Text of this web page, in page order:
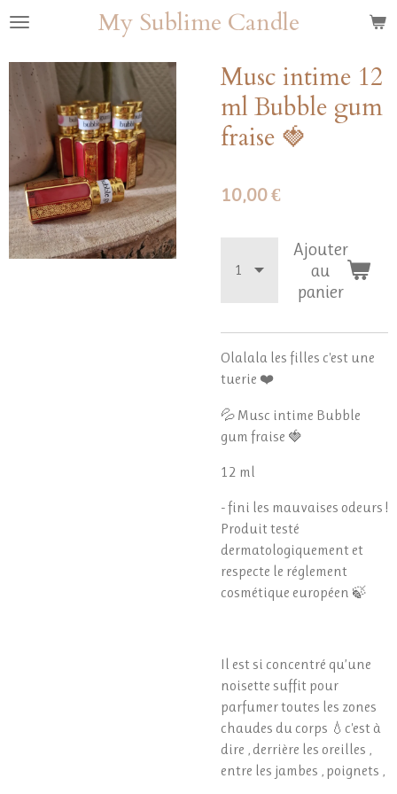
Passer
contenu
principal
My Sublime Candle
Musc intime 12
ml Bubble gum
fraise 🍓
10,00 €
Ajouter
au
panier
Olalala les filles c'est une
tuerie ❤️
💦 Musc intime Bubble
gum fraise 🍓
12 ml
- fini les mauvaises odeurs !
Produit testé
dermatologiquement et
respecte le réglement
cosmétique européen 🍃
Il est si concentré qu’une
noisette suffit pour
parfumer toutes les zones
chaudes du corps 💧c'est à
dire , derrière les oreilles ,
entre les jambes , poignets ,